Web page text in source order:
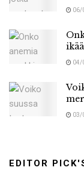
06/
04/
03/
EDITOR